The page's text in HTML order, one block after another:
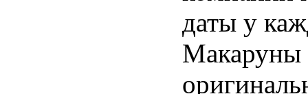
даты у
Макаруны